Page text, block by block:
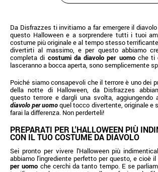
Da Disfrazzes ti invitiamo a far emergere il
questo Halloween e a sorprendere tutti i tuoi
costume più originale e al tempo stesso
divertirti al massimo, e per questo abbiamo
completa di costumi da diavolo per uomoche ti
lasceranno a bocca aperta, sono semplicemente
Poiché siamo consapevoli che il terrore è uno dei
della notte di Halloween, da Disfrazzes
questo terrore e dargli una svolta,
diavolo per uomoquel tocco divertente, originale e
farai la differenza. Non perderteli!
PREPARATI PER L'HALLOWEEN PIÙ
CON IL TUO COSTUME DA DIAVOLO
Sei pronto per vivere l'Halloween più
abbiamo l'ingrediente perfetto per questo, e cioè il
per uomo che cerchi da tanto tempo. E se